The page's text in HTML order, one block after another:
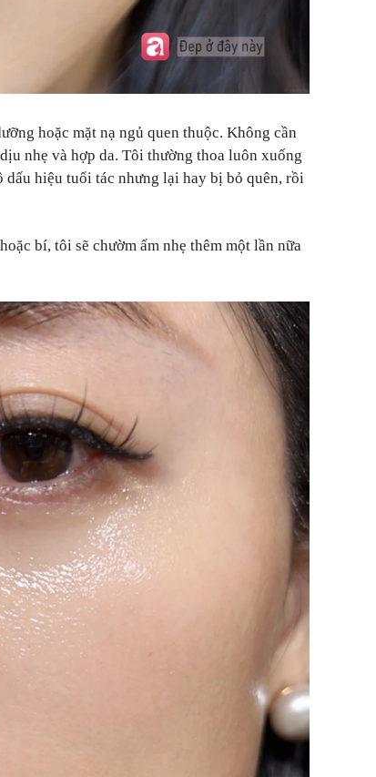
hoặc mặt nạ ngủ quen thuộc. Không cần
nhẹ và hợp da. Tôi thường thoa luôn xuống
hiệu tuổi tác nhưng lại hay bị bỏ quên, rồi
bí, tôi sẽ chườm ấm nhẹ thêm một lần nữa